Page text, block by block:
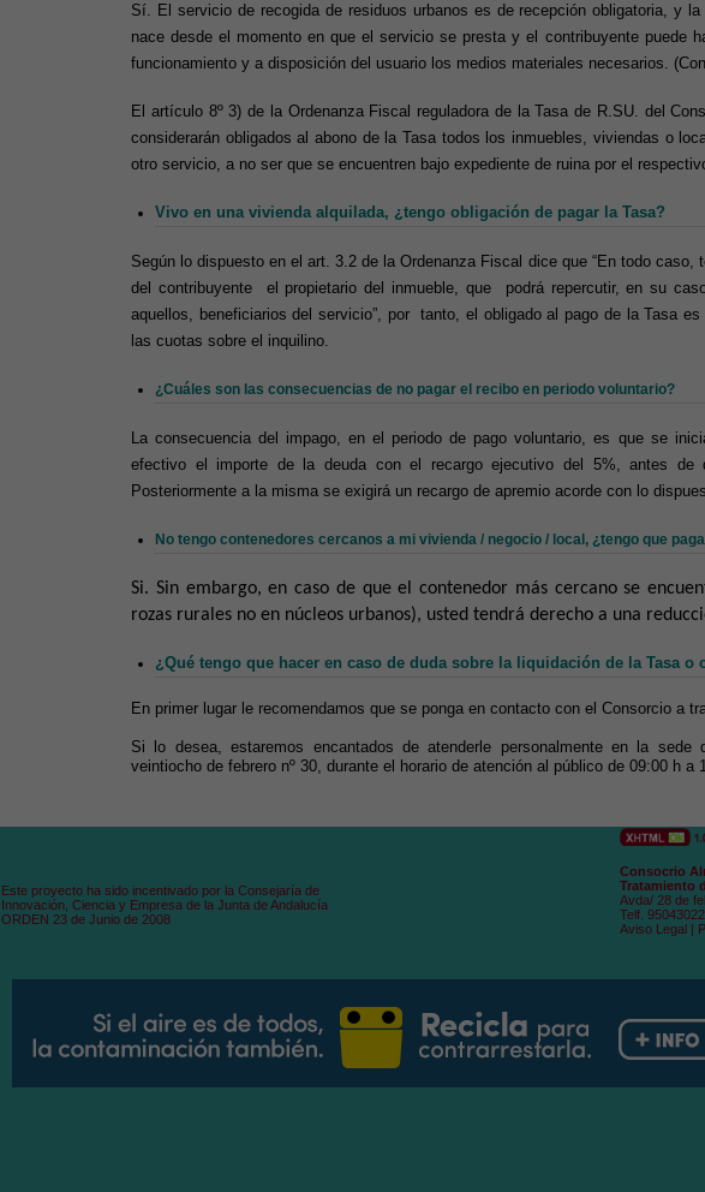
Sí. El servicio de recogida de residuos urbanos es de recepción obligatoria, y
nace desde el momento en que el servicio se presta y el contribuyente puede
funcionamiento y a disposición del usuario los medios materiales necesarios.
El artículo 8º 3) de la Ordenanza Fiscal reguladora de la Tasa de R.SU. del
considerarán obligados al abono de la Tasa todos los inmuebles, viviendas o
otro servicio, a no ser que se encuentren bajo expediente de ruina por el
Vivo en una vivienda alquilada, ¿tengo obligación de pagar la Tasa?
Según lo dispuesto en el art. 3.2 de la Ordenanza Fiscal dice que “En todo caso,
del contribuyente el propietario del inmueble, que podrá repercutir, en su
aquellos, beneficiarios del servicio”, por tanto, el obligado al pago de la Tasa
las cuotas sobre el inquilino.
¿Cuáles son las consecuencias de no pagar el recibo en periodo voluntario?
La consecuencia del impago, en el periodo de pago voluntario, es que se
efectivo el importe de la deuda con el recargo ejecutivo del 5%, antes de
Posteriormente a la misma se exigirá un recargo de apremio acorde con lo
No tengo contenedores cercanos a mi vivienda / negocio / local, ¿tengo que
Si. Sin embargo, en caso de que el contenedor más cercano se
rozas rurales no en núcleos urbanos), usted tendrá derecho a una
¿Qué tengo que hacer en caso de duda sobre la liquidación de la Tasa
En primer lugar le recomendamos que se ponga en contacto con el Consorcio a
Si lo desea, estaremos encantados de atenderle personalmente en la
veintiocho de febrero nº 30, durante el horario de atención al público de 09:00 h a
Este proyecto ha sido incentivado por la Consejaría de
Innovación, Ciencia y Empresa de la Junta de Andalucía
ORDEN 23 de Junio de 2008
Consocrio
Tratamiento
Avda/ 28 de
Telf.
Aviso Legal |